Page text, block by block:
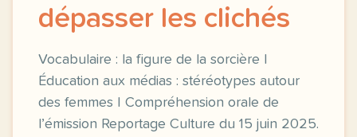
dépasser les clichés
Vocabulaire : la figure de la sorcière |
Éducation aux médias : stéréotypes autour
des femmes | Compréhension orale de
l’émission Reportage Culture du 15 juin 2025.